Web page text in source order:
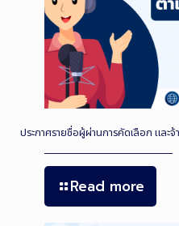
ประกาศรายชื่อผู้ผ่านการคัดเลือก และจ้
Read more